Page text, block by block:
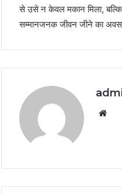
से उसे न केवल मकान मिला, बल्कि
सम्मानजनक जीवन जीने का